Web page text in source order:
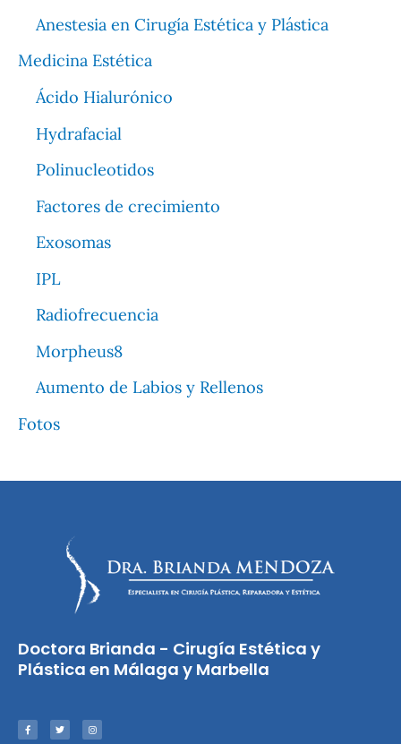
Anestesia en Cirugía Estética y Plástica
Medicina Estética
Ácido Hialurónico
Hydrafacial
Polinucleotidos
Factores de crecimiento
Exosomas
IPL
Radiofrecuencia
Morpheus8
Aumento de Labios y Rellenos
Fotos
Doctora Brianda - Cirugía Estética y
Plástica en Málaga y Marbella
c
e
b
i
t
t
s
t
a